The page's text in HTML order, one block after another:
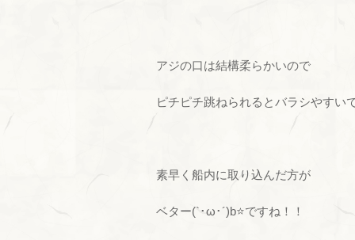
アジの口は結構柔らかいので
ピチピチ跳ねられるとバラシやすい
素早く船内に取り込んだ方が
ベター(`･ω･´)b⭐ですね！！